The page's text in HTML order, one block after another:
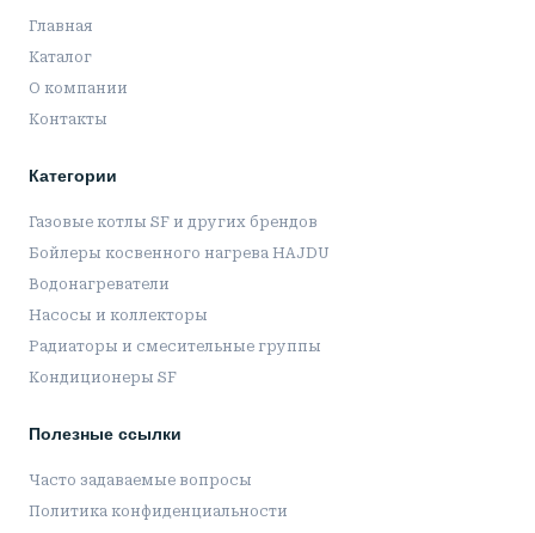
Главная
Каталог
О компании
Контакты
Категории
Газовые котлы SF и других брендов
Бойлеры косвенного нагрева HAJDU
Водонагреватели
Насосы и коллекторы
Радиаторы и смесительные группы
Кондиционеры SF
Полезные ссылки
Часто задаваемые вопросы
Политика конфиденциальности